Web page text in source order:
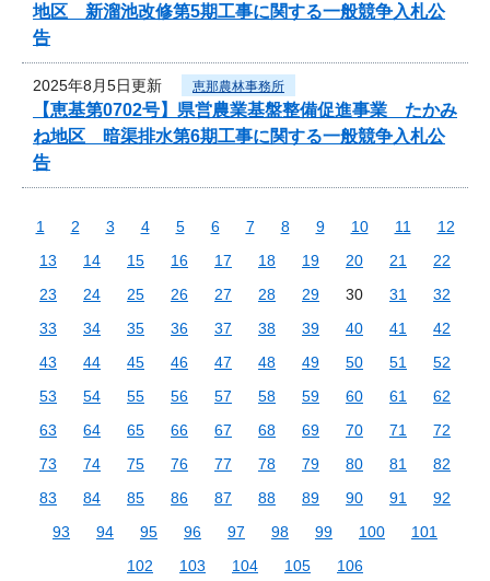
地区 新溜池改修第5期工事に関する一般競争入札公
告
2025年8月5日更新 恵那農林事務所
【恵基第0702号】県営農業基盤整備促進事業 たかみ
ね地区 暗渠排水第6期工事に関する一般競争入札公
告
1 2 3 4 5 6 7 8 9 10 11
12
13
14 15 16 17 18 19 20 21
22
23
24 25 26 27 28 29 30 31
32
33
34 35 36 37 38 39 40 41
42
43
44 45 46 47 48 49 50 51
52
53
54 55 56 57 58 59 60 61
62
63
64 65 66 67 68 69 70 71
72
73
74 75 76 77 78 79 80 81
82
83
84 85 86 87 88 89 90 91
92
93
94 95 96 97 98 99 100
101
102
103 104 105 106